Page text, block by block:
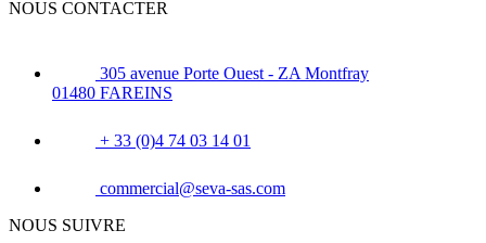
NOUS CONTACTER
305 avenue Porte Ouest - ZA Montfray
01480 FAREINS
+ 33 (0)4 74 03 14 01
commercial@seva-sas.com
NOUS SUIVRE